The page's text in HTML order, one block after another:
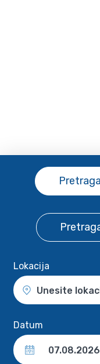
Lokacija
Unesite
Datum